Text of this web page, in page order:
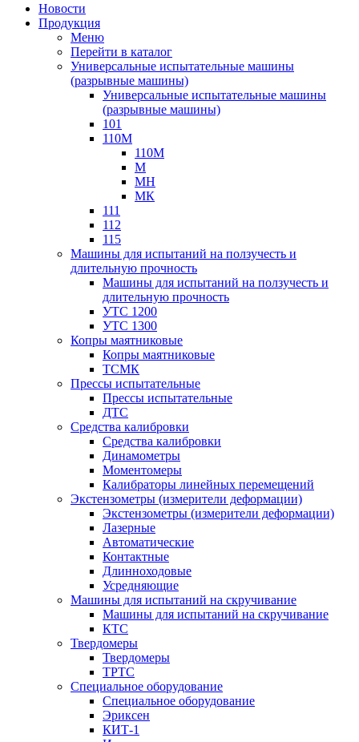
Новости
Продукция
Меню
Перейти в каталог
Универсальные испытательные машины
(разрывные машины)
Универсальные испытательные машины
(разрывные машины)
101
110М
110М
М
МН
МК
111
112
115
Машины для испытаний на ползучесть и
длительную прочность
Машины для испытаний на ползучесть и
длительную прочность
УТС 1200
УТС 1300
Копры маятниковые
Копры маятниковые
ТСМК
Прессы испытательные
Прессы испытательные
ДТС
Средства калибровки
Средства калибровки
Динамометры
Моментомеры
Калибраторы линейных перемещений
Экстензометры (измерители деформации)
Экстензометры (измерители деформации)
Лазерные
Автоматические
Контактные
Длинноходовые
Усредняющие
Машины для испытаний на скручивание
Машины для испытаний на скручивание
КТС
Твердомеры
Твердомеры
ТРТС
Специальное оборудование
Специальное оборудование
Эриксен
КИТ-1